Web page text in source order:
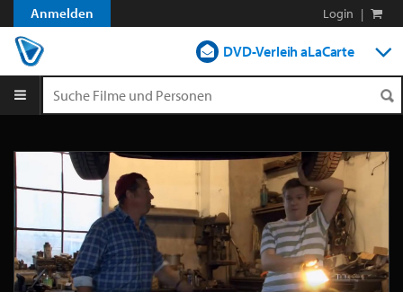
Anmelden Login |
DVD-Verleih aLaCarte
Blog